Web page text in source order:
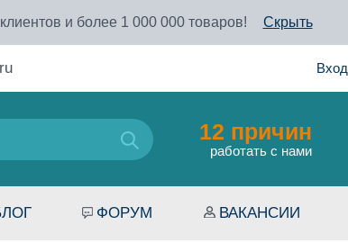
и более 1 000 000 товаров! Скрыть
Вход
12 причин
работать с нами
ФОРУМ ВАКАНСИИ